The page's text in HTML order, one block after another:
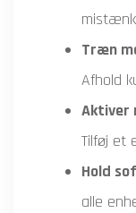
Træn
Afhold
Aktiver
Tilføj et
Hold
alle